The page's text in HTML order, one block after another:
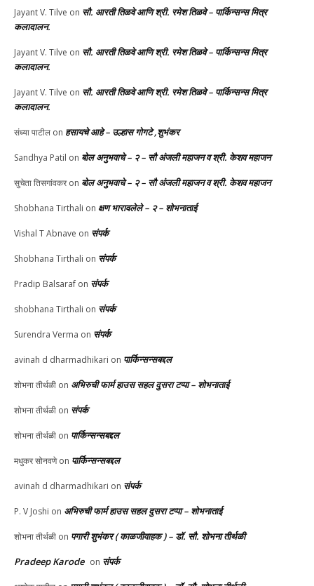
Jayant V. Tilve on सौ. आरती तिळवे आणि श्री. रमेश तिळवे – पार्किन्सन्स मित्र
कलादालन.
Jayant V. Tilve on सौ. आरती तिळवे आणि श्री. रमेश तिळवे – पार्किन्सन्स मित्र
कलादालन.
Jayant V. Tilve on सौ. आरती तिळवे आणि श्री. रमेश तिळवे – पार्किन्सन्स मित्र
कलादालन.
संध्या पाटील on हसायचे आहे – उल्हास गोगटे ,शुभंकर
Sandhya Patil on बोल अनुभवाचे – २ – सौ अंजली महाजन व श्री. केशव महाजन
सुचेता तिसगांवकरon बोल अनुभवाचे – २ – सौ अंजली महाजन व श्री. केशव महाजन
Shobhana Tirthali on क्षण भारावलेले – २ – शोभनाताई
Vishal T Abnave on संपर्क
Shobhana Tirthali on संपर्क
Pradip Balsaraf on संपर्क
shobhana Tirthali on संपर्क
Surendra Verma on संपर्क
avinah d dharmadhikari on पार्किन्सन्सबद्दल
शोभना तीर्थळी on अभिरुची फार्म हाउस सहल दुसरा टप्पा – शोभनाताई
शोभना तीर्थळी on संपर्क
शोभना तीर्थळी on पार्किन्सन्सबद्दल
मधुकर सोनवणेon पार्किन्सन्सबद्दल
avinah d dharmadhikari on संपर्क
P. V Joshi on अभिरुची फार्म हाउस सहल दुसरा टप्पा – शोभनाताई
शोभना तीर्थळी on पगारी शुभंकर ( काळजीवाहक ) – डॉ. सौ. शोभना तीर्थळी
Pradeep Karode on संपर्क